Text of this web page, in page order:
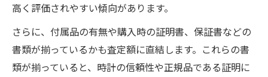
高く評価されやすい傾向があります。
さらに、付属品の有無や購入時の証明書、保証書などの
書類が揃っているかも査定額に直結します。これらの書
類が揃っていると、時計の信頼性や正規品である証明に